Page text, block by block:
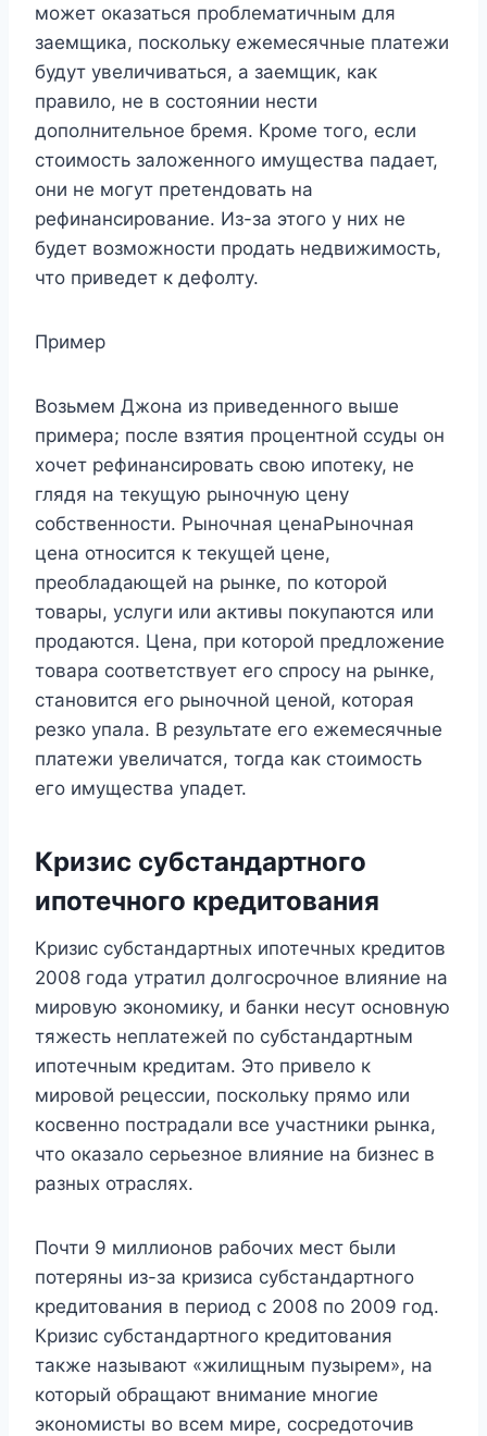
может оказаться проблематичным для
заемщика, поскольку ежемесячные платежи
будут увеличиваться, а заемщик, как
правило, не в состоянии нести
дополнительное бремя. Кроме того, если
стоимость заложенного имущества падает,
они не могут претендовать на
рефинансирование. Из-за этого у них не
будет возможности продать недвижимость,
что приведет к дефолту.
Пример
Возьмем Джона из приведенного выше
примера; после взятия процентной ссуды он
хочет рефинансировать свою ипотеку, не
глядя на текущую рыночную цену
собственности. Рыночная ценаРыночная
цена относится к текущей цене,
преобладающей на рынке, по которой
товары, услуги или активы покупаются или
продаются. Цена, при которой предложение
товара соответствует его спросу на рынке,
становится его рыночной ценой, которая
резко упала. В результате его ежемесячные
платежи увеличатся, тогда как стоимость
его имущества упадет.
Кризис субстандартного
ипотечного кредитования
Кризис субстандартных ипотечных кредитов
2008 года утратил долгосрочное влияние на
мировую экономику, и банки несут основную
тяжесть неплатежей по субстандартным
ипотечным кредитам. Это привело к
мировой рецессии, поскольку прямо или
косвенно пострадали все участники рынка,
что оказало серьезное влияние на бизнес в
разных отраслях.
Почти 9 миллионов рабочих мест были
потеряны из-за кризиса субстандартного
кредитования в период с 2008 по 2009 год.
Кризис субстандартного кредитования
также называют «жилищным пузырем», на
который обращают внимание многие
экономисты во всем мире, сосредоточив